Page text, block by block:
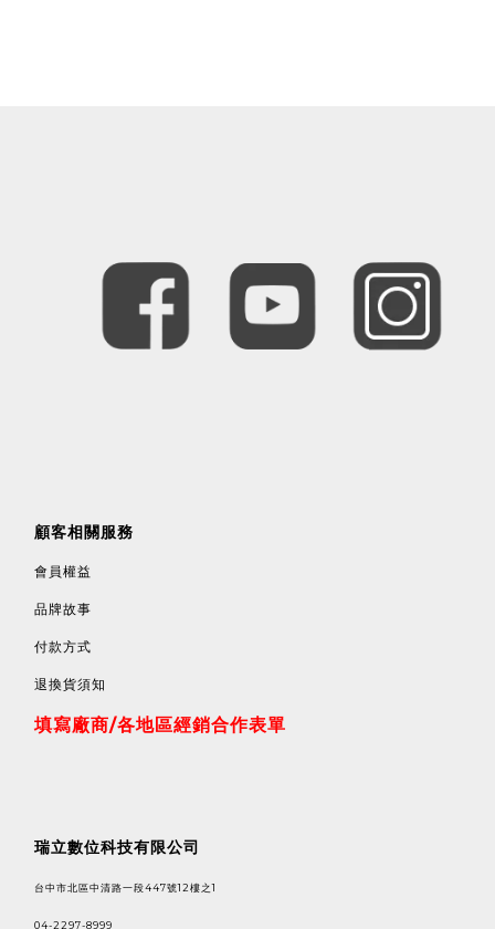
顧客相關服務
會員權益
品牌故事
付款方式
退換貨須知
填寫廠商/各地區經銷合作表單
瑞立數位科技有限公司
台中市北區中清路一段447號12樓之1
04-2297-8999